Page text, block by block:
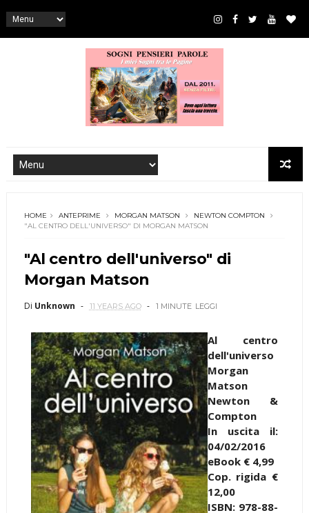
HOME ANTEPRIME MORGAN MATSON
NEWTON COMPTON
"AL CENTRO DELL'UNIVERSO" DI MORGAN MATSON
"Al centro dell'universo" di
Morgan Matson
Di Unknown 11 YEARS AGO 1 MINUTE LEGGI
Al centro
dell'universo
Morgan
Matson
Newton &
Compton
In uscita il:
04/02/2016
eBook € 4,99
Cop. rigida €
12,00
ISBN: 978-88-